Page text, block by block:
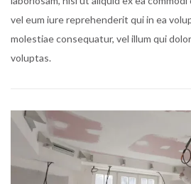
vel eum iure reprehenderit qui in ea
molestiae consequatur, vel illum qui
voluptas.